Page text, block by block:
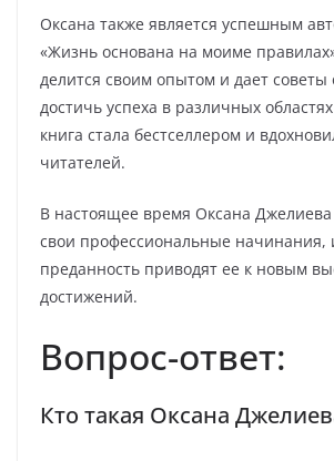
Оксана также является успешным
«Жизнь основана на моиме
делится своим опытом и дает советы
достичь успеха в различных
книга стала бестселлером и
читателей.
В настоящее время Оксана
свои профессиональные начинания,
преданность приводят ее к новым
достижений.
Вопрос-ответ:
Кто такая Оксана